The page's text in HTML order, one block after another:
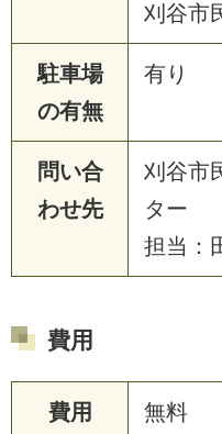
刈谷市
駐車場
の有無
有り
問い合
わせ先
刈谷市
ター
担当：
費用
費用 無料